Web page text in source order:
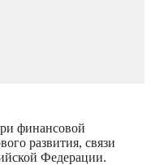
финансовой
развития, связи
Федерации.